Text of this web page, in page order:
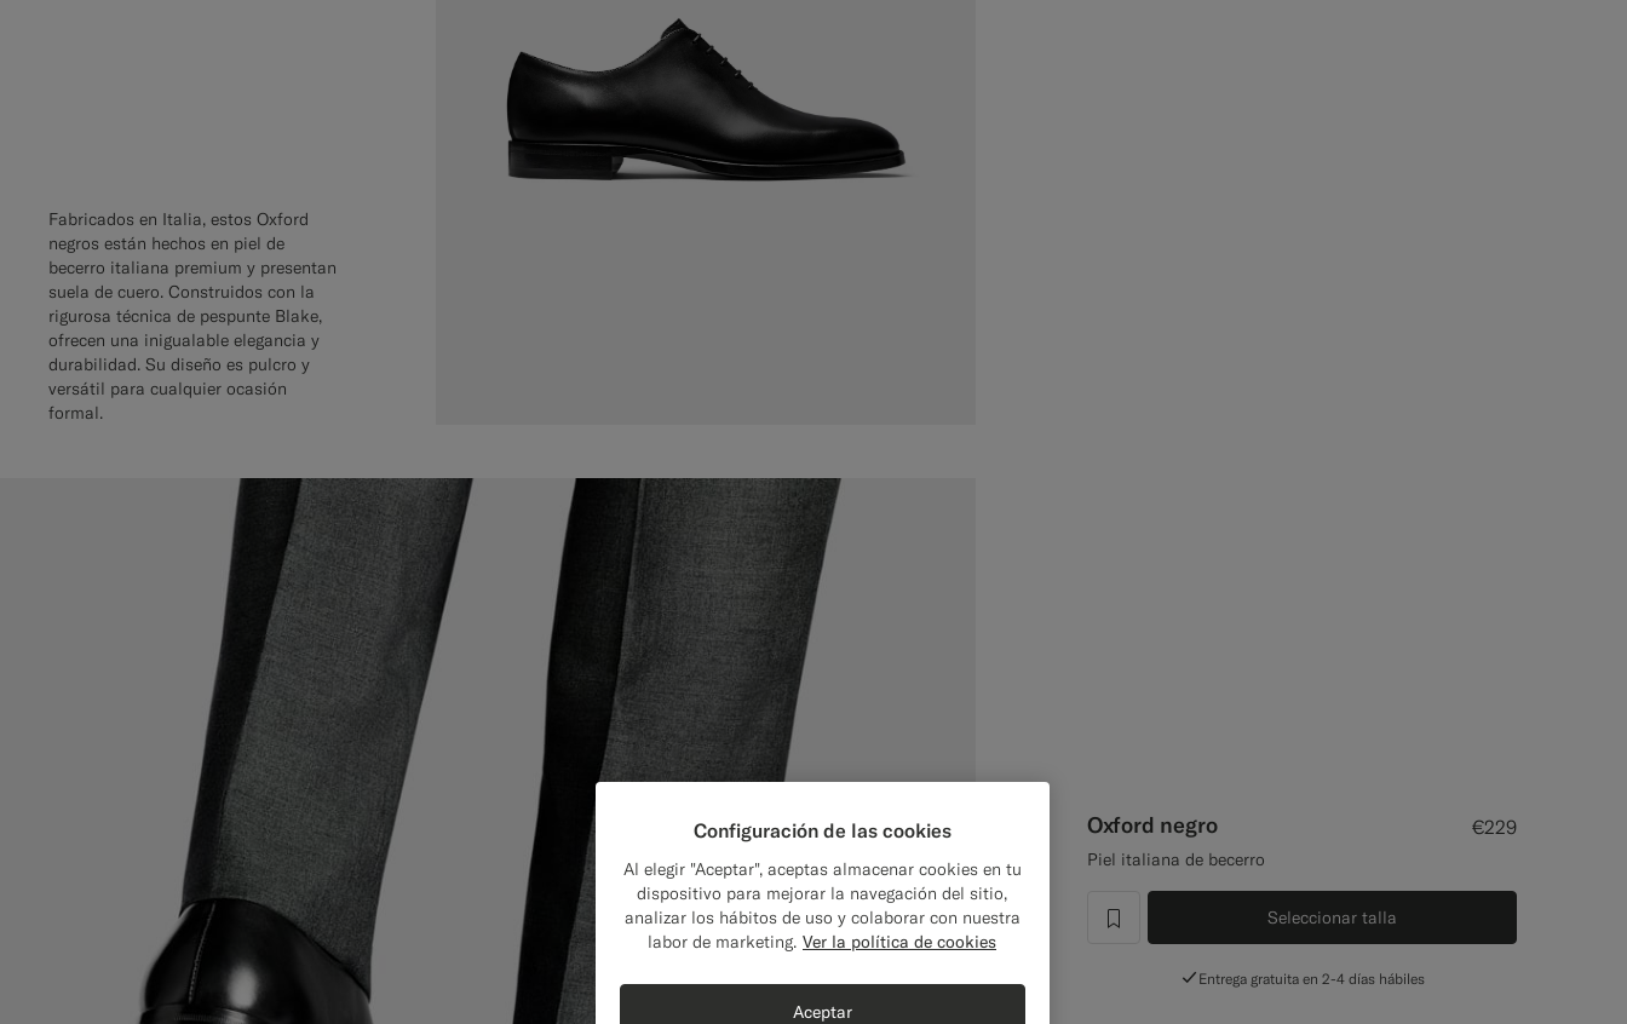
Oxford negro €229
Piel italiana de becerro
label.header.wishlist
Seleccionar talla
Entrega gratuita en 2-4 días hábiles
Fabricados en Italia, estos Oxford
negros están hechos en piel de
becerro italiana premium y presentan
suela de cuero. Construidos con la
rigurosa técnica de pespunte Blake,
ofrecen una inigualable elegancia y
durabilidad. Su diseño es pulcro y
versátil para cualquier ocasión
formal.
Configuración de las cookies
Al elegir "Aceptar", aceptas almacenar cookies en tu
dispositivo para mejorar la navegación del sitio,
analizar los hábitos de uso y colaborar con nuestra
labor de marketing. Ver la política de cookies
Aceptar